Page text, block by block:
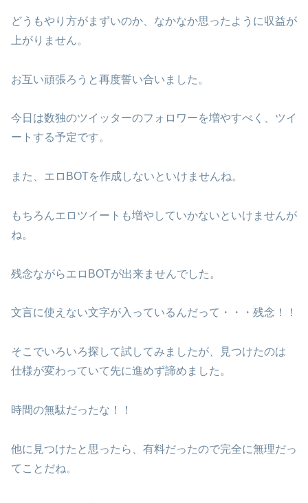
どうもやり方がまずいのか、なかなか思ったように収益が
上がりません。
お互い頑張ろうと再度誓い合いました。
今日は数独のツイッターのフォロワーを増やすべく、ツイ
ートする予定です。
また、エロBOTを作成しないといけませんね。
もちろんエロツイートも増やしていかないといけませんが
ね。
残念ながらエロBOTが出来ませんでした。
文言に使えない文字が入っているんだって・・・残念！！
そこでいろいろ探して試してみましたが、見つけたのは
仕様が変わっていて先に進めず諦めました。
時間の無駄だったな！！
他に見つけたと思ったら、有料だったので完全に無理だっ
てことだね。